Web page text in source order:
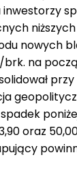
nowych
brk. na
oraz